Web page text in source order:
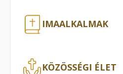
IMAALKALMAK
KÖZÖSSÉGI ÉLET